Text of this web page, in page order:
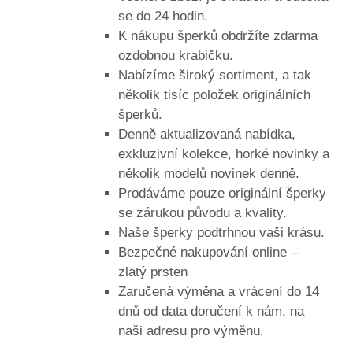
se do 24 hodin.
K nákupu šperků obdržíte zdarma
ozdobnou krabičku.
Nabízíme široký sortiment, a tak
několik tisíc položek originálních
šperků.
Denně aktualizovaná nabídka,
exkluzivní kolekce, horké novinky a
několik modelů novinek denně.
Prodáváme pouze originální šperky
se zárukou původu a kvality.
Naše šperky podtrhnou vaši krásu.
Bezpečné nakupování online –
zlatý prsten
Zaručená výměna a vrácení do 14
dnů od data doručení k nám, na
naši adresu pro výměnu.